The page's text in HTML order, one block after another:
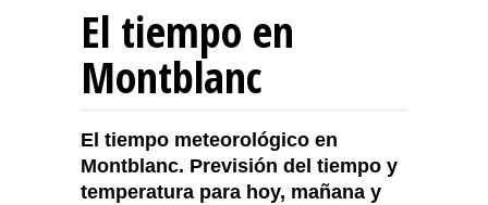
El tiempo en
Montblanc
El tiempo meteorológico en
Montblanc. Previsión del tiempo y
temperatura para hoy, mañana y